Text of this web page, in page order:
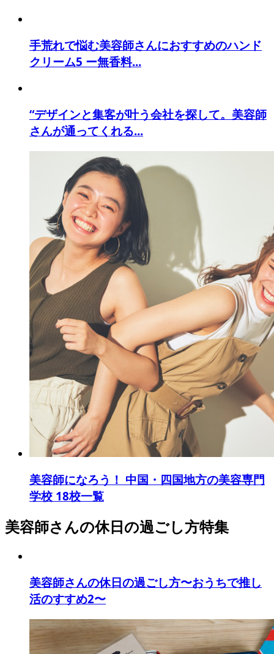
手荒れで悩む美容師さんにおすすめのハンド
クリーム5 ー無香料...
“デザインと集客が叶う会社を探して。美容師
さんが通ってくれる...
美容師になろう！ 中国・四国地方の美容専門
学校 18校一覧
美容師さんの休日の過ごし方特集
美容師さんの休日の過ごし方〜おうちで推し
活のすすめ2〜